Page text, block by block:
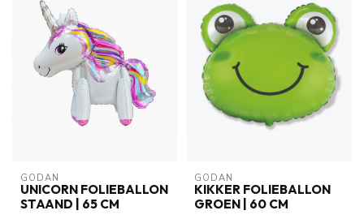
GODAN
UNICORN FOLIEBALLON
STAAND | 65 CM
GODAN
KIKKER FOLIEBALLON
GROEN | 60 CM